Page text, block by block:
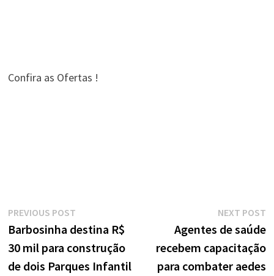
Confira as Ofertas !
Navegação
de
Post
PREVIOUS POSTPrevious
post:
Barbosinha destina R$
30 mil para construção
de dois Parques Infantil
NEXT POST
Agentes de saúde
recebem capacitação
para combater aedes